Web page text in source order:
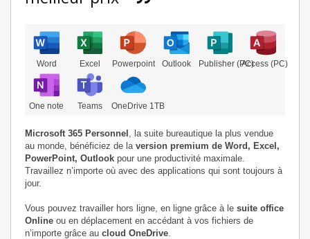
Word Excel Powerpoint Outlook Publisher (PC)Access (PC)
One note Teams OneDrive 1TB
Microsoft 365 Personnel , la suite bureautique la plus vendue
au monde, bénéficiez de la version premium de Word, Excel,
PowerPoint, Outlook pour une productivité maximale.
Travaillez n’importe où avec des applications qui sont toujours à
jour.
Vous pouvez travailler hors ligne, en ligne grâce à le suite office
Online ou en déplacement en accédant à vos fichiers de
n’importe grâce au cloud OneDrive